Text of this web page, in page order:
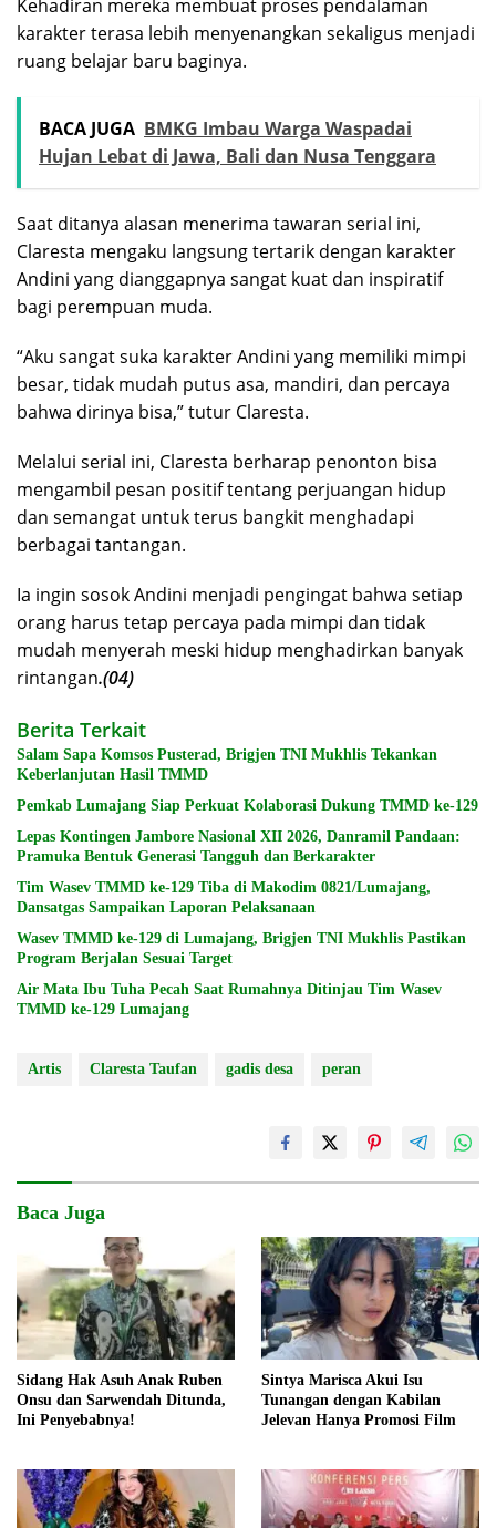
Kehadiran mereka membuat proses pendalaman
karakter terasa lebih menyenangkan sekaligus menjadi
ruang belajar baru baginya.
BACA JUGA BMKG Imbau Warga Waspadai
Hujan Lebat di Jawa, Bali dan Nusa Tenggara
Saat ditanya alasan menerima tawaran serial ini,
Claresta mengaku langsung tertarik dengan karakter
Andini yang dianggapnya sangat kuat dan inspiratif
bagi perempuan muda.
“Aku sangat suka karakter Andini yang memiliki mimpi
besar, tidak mudah putus asa, mandiri, dan percaya
bahwa dirinya bisa,” tutur Claresta.
Melalui serial ini, Claresta berharap penonton bisa
mengambil pesan positif tentang perjuangan hidup
dan semangat untuk terus bangkit menghadapi
berbagai tantangan.
Ia ingin sosok Andini menjadi pengingat bahwa setiap
orang harus tetap percaya pada mimpi dan tidak
mudah menyerah meski hidup menghadirkan banyak
rintangan.(04)
Berita Terkait
Salam Sapa Komsos Pusterad, Brigjen TNI Mukhlis Tekankan
Keberlanjutan Hasil TMMD
Pemkab Lumajang Siap Perkuat Kolaborasi Dukung TMMD ke-129
Lepas Kontingen Jambore Nasional XII 2026, Danramil Pandaan:
Pramuka Bentuk Generasi Tangguh dan Berkarakter
Tim Wasev TMMD ke-129 Tiba di Makodim 0821/Lumajang,
Dansatgas Sampaikan Laporan Pelaksanaan
Wasev TMMD ke-129 di Lumajang, Brigjen TNI Mukhlis Pastikan
Program Berjalan Sesuai Target
Air Mata Ibu Tuha Pecah Saat Rumahnya Ditinjau Tim Wasev
TMMD ke-129 Lumajang
Artis Claresta Taufan gadis desa peran
Baca Juga
Sidang Hak Asuh Anak Ruben
Onsu dan Sarwendah Ditunda,
Ini Penyebabnya!
Sintya Marisca Akui Isu
Tunangan dengan Kabilan
Jelevan Hanya Promosi Film